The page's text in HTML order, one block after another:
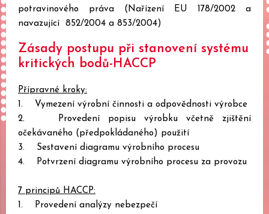
potravinového práva (Nařízení EU 178/2002 a
navazující 852/2004 a 853/2004)
Zásady postupu při stanovení systému
kritických bodů-HACCP
Přípravné kroky:
1. Vymezení výrobní činnosti a odpovědnosti výrobce
2. Provedení popisu výrobku včetně zjištění
očekávaného (předpokládaného) použití
3. Sestavení diagramu výrobního procesu
4. Potvrzení diagramu výrobního procesu za provozu
7 principů HACCP:
1. Provedení analýzy nebezpečí